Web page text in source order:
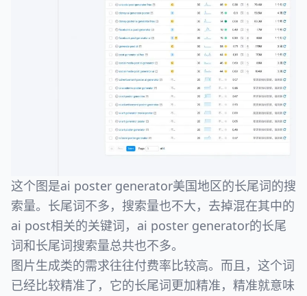
这个图是ai poster generator美国地区的长尾词的搜
索量。长尾词不多，搜索量也不大，去掉混在其中的
ai post相关的关键词，ai poster generator的长尾
词和长尾词搜索量总共也不多。
图片生成类的需求往往付费率比较高。而且，这个词
已经比较精准了，它的长尾词更加精准，精准就意味